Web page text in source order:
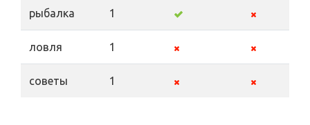
рыбалка 1
ловля 1
советы 1